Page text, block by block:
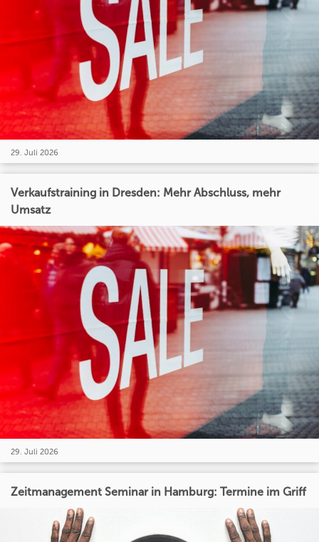
29. Juli 2026
Verkaufstraining in Dresden: Mehr Abschluss, mehr
Umsatz
29. Juli 2026
Zeitmanagement Seminar in Hamburg: Termine im Griff